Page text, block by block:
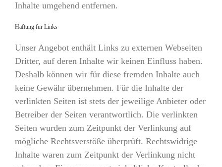
Inhalte umgehend entfernen.
Haftung für Links
Unser Angebot enthält Links zu externen Webseiten
Dritter, auf deren Inhalte wir keinen Einfluss haben.
Deshalb können wir für diese fremden Inhalte auch
keine Gewähr übernehmen. Für die Inhalte der
verlinkten Seiten ist stets der jeweilige Anbieter oder
Betreiber der Seiten verantwortlich. Die verlinkten
Seiten wurden zum Zeitpunkt der Verlinkung auf
mögliche Rechtsverstöße überprüft. Rechtswidrige
Inhalte waren zum Zeitpunkt der Verlinkung nicht